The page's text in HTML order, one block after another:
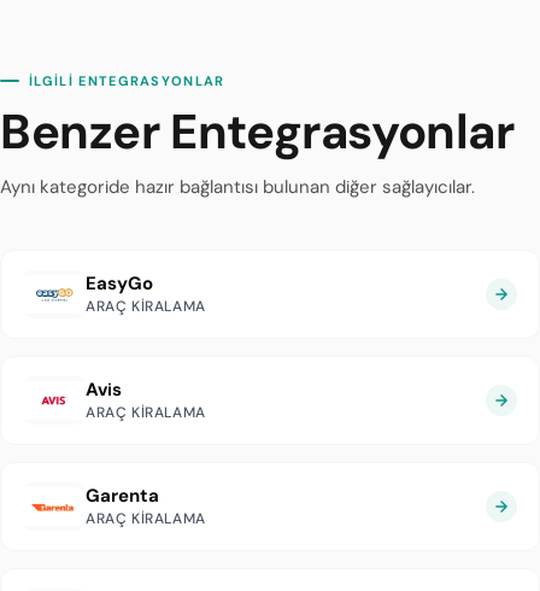
İLGİLİ ENTEGRASYONLAR
Benzer Entegrasyonlar
Aynı kategoride hazır bağlantısı bulunan diğer sağlayıcılar.
EasyGo
ARAÇ KIRALAMA
Avis
ARAÇ KIRALAMA
Garenta
ARAÇ KIRALAMA